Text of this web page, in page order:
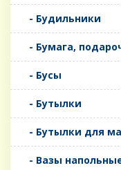
- Будильники
- Бумага,
- Бусы
- Бутылки
- Бутылки для
- Вазы